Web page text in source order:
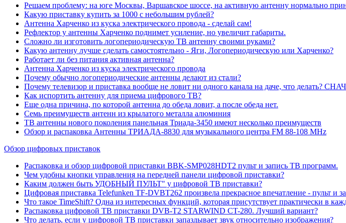
Решаем проблему: на юге Москвы, Варшавское шоссе, на активную антенну нормально
Какую приставку купить за 1000 с небольшим рублей?
Антенна Харченко из куска электрического провода - сделай сам!
Рефлектор у антенны Харченко поднимет усиление, но увеличит габариты.
Сложно ли изготовить логопериодическую ТВ антенну своими руками?
Какую антенну лучше сделать самостоятельно - Яги, Логопериодическую или Харченко?
Работает ли без питания активная антенна?
Антенна Харченко из куска электрического провода
Почему обычно логопериодические антенны делают из стали?
Почему телевизор и приставка вообще не ловит ни одного канала на даче, что
Как испортить антенну для приема цифрового ТВ?
Еще одна причина, по которой антенна до обеда ловит, а после обеда нет.
Семь преимуществ антенн из крылатого металла алюминия
ТВ антенны нового поколения панельная Триада-3450 имеют несколько преимуществ
Обзор и распаковка Антенны ТРИАДА-8830 для музыкального центра FM 88-108 MHz
Обзор цифровых приставок
Распаковка и обзор цифровой приставки BBK-SMP028HDT2 пульт и запись ТВ программ.
Чем удобны кнопки управления на передней панели цифровой приставки?
Каким должен быть УДОБНЫЙ ПУЛЬТ" у цифровой ТВ приставки?
Цифровая приставка Telefunken TF-DVBT262 произвела прекрасное впечатление - пульт и
Что такое TimeShift? Одна из интересных функций, которая присутствует практически в
Распаковка цифровой ТВ приставки DVB-T2 STARWIND CT-280. Лучший вариант?
Что делать, если у цифровой ТВ приставки запаздывает звук относительно изображения?